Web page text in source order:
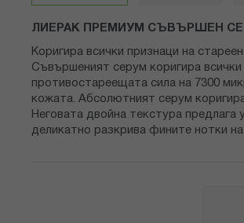
ЛИЕРАК ПРЕМИУМ СЪВЪРШЕН
Коригира всички признаци на
Съвършеният серум коригира
противостареещата сила на 7300
кожата. Абсолютният серум
Неговата двойна текстура
деликатно разкрива фините нотки на